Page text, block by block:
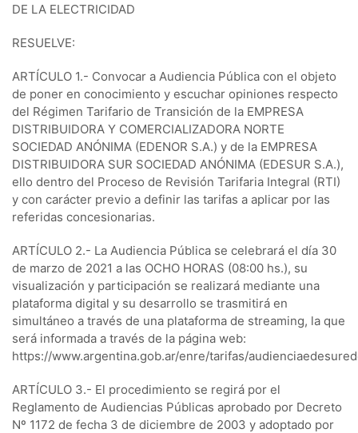
DE LA ELECTRICIDAD
RESUELVE:
ARTÍCULO 1.- Convocar a Audiencia Pública con el objeto
de poner en conocimiento y escuchar opiniones respecto
del Régimen Tarifario de Transición de la EMPRESA
DISTRIBUIDORA Y COMERCIALIZADORA NORTE
SOCIEDAD ANÓNIMA (EDENOR S.A.) y de la EMPRESA
DISTRIBUIDORA SUR SOCIEDAD ANÓNIMA (EDESUR S.A.),
ello dentro del Proceso de Revisión Tarifaria Integral (RTI)
y con carácter previo a definir las tarifas a aplicar por las
referidas concesionarias.
ARTÍCULO 2.- La Audiencia Pública se celebrará el día 30
de marzo de 2021 a las OCHO HORAS (08:00 hs.), su
visualización y participación se realizará mediante una
plataforma digital y su desarrollo se trasmitirá en
simultáneo a través de una plataforma de streaming, la que
será informada a través de la página web:
https://www.argentina.gob.ar/enre/tarifas/
ARTÍCULO 3.- El procedimiento se regirá por el
Reglamento de Audiencias Públicas aprobado por Decreto
Nº 1172 de fecha 3 de diciembre de 2003 y adoptado por